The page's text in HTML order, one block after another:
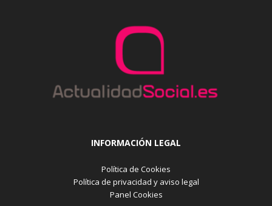
INFORMACIÓN LEGAL
Política de Cookies
Política de privacidad y aviso legal
Panel Cookies